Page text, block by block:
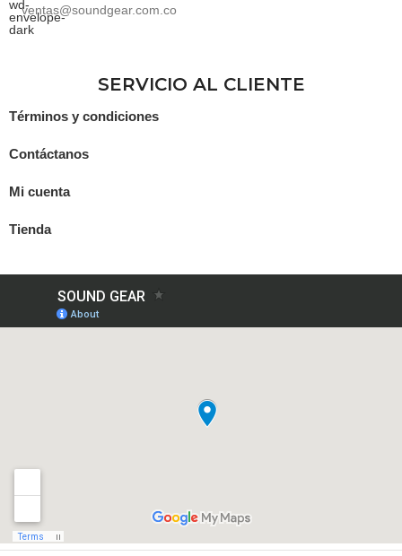
ventas@soundgear.com.co
SERVICIO AL CLIENTE
Términos y condiciones
Contáctanos
Mi cuenta
Tienda